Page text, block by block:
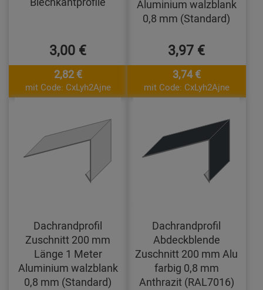
3,00 €
2,82 €
mit Code: CxLyh2Ajne
Aluminium walzblank
0,8 mm (Standard)
3,97 €
3,74 €
mit Code: CxLyh2Ajne
Dachrandprofil
Zuschnitt 200 mm
Länge 1 Meter
Aluminium walzblank
0,8 mm (Standard)
Dachrandprofil
Abdeckblende
Zuschnitt 200 mm Alu
farbig 0,8 mm
Anthrazit (RAL7016)